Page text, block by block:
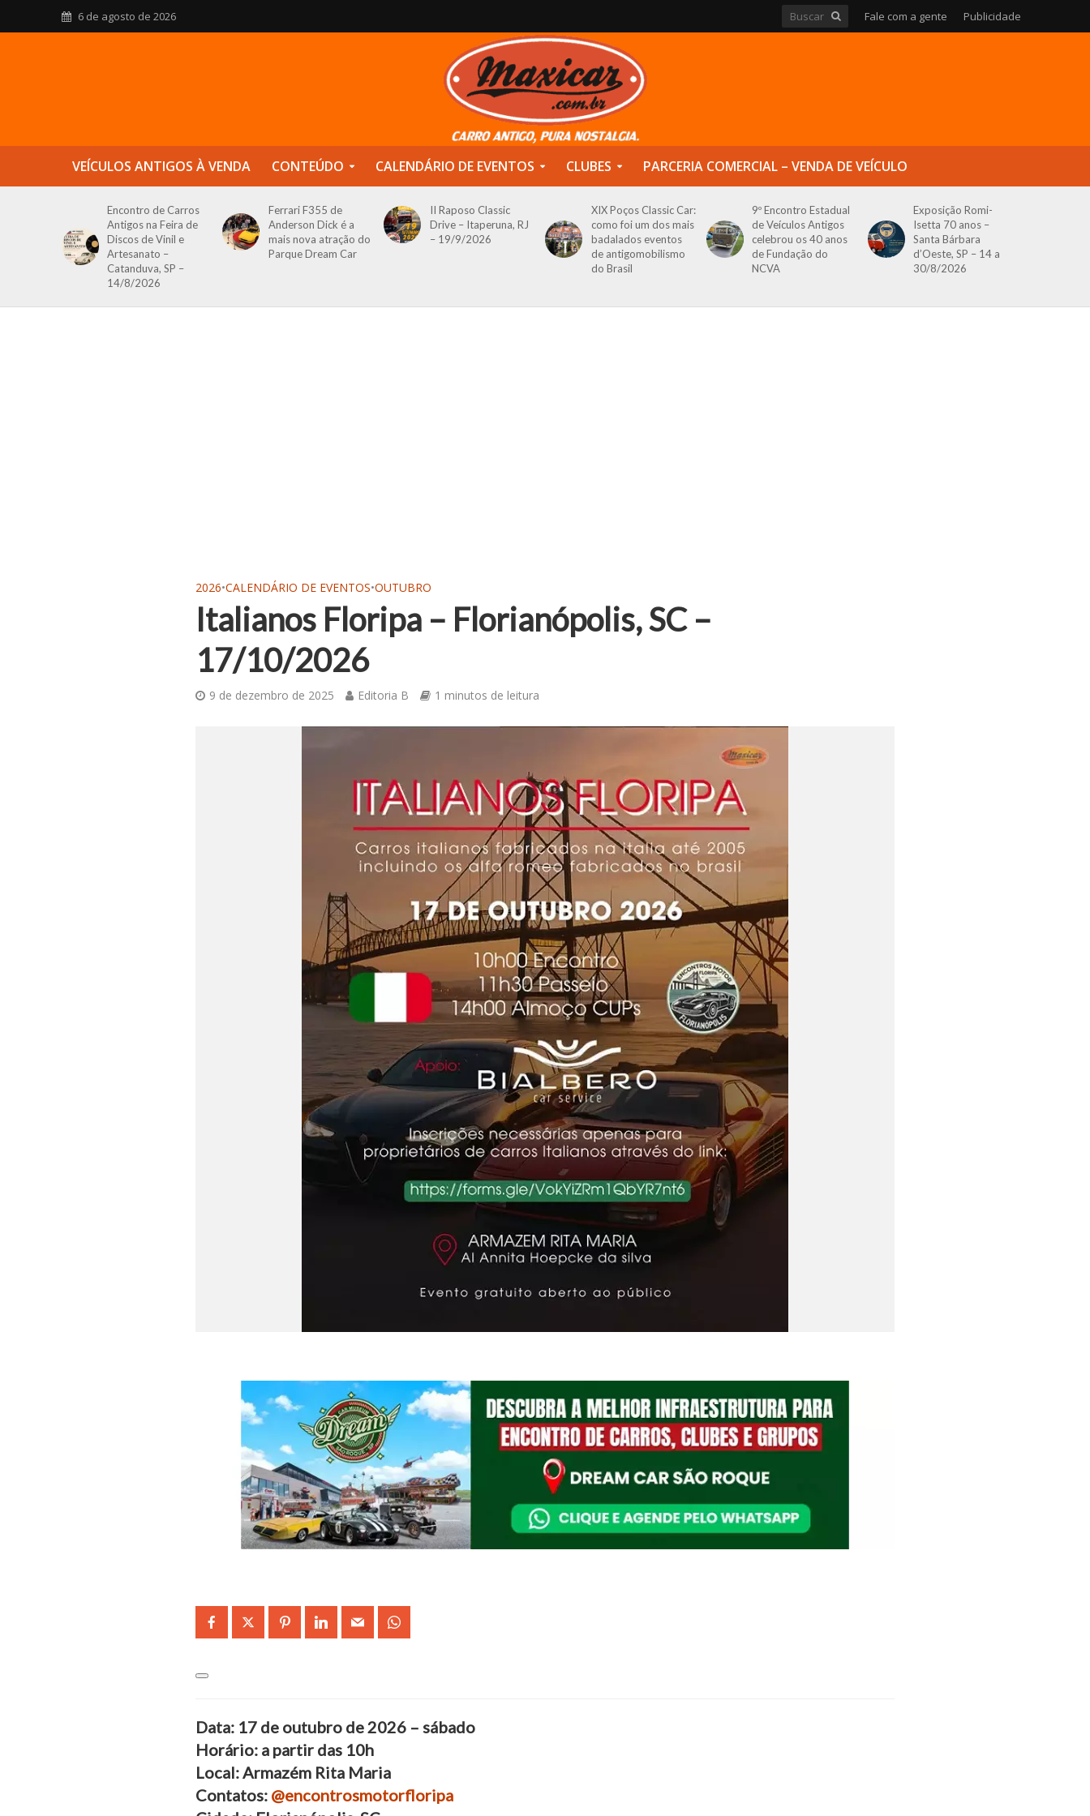
6 de agosto de 2026 Fale com a gente Publicidade
VEÍCULOS ANTIGOS À VENDA CONTEÚDO CALENDÁRIO DE EVENTOS CLUBES PARCERIA COMERCIAL – VENDA DE VEÍCULO
Encontro de Carros
Antigos na Feira de
Discos de Vinil e
Artesanato –
Catanduva, SP –
14/8/2026
Ferrari F355 de
Anderson Dick é a
mais nova atração do
Parque Dream Car
II Raposo Classic
Drive – Itaperuna, RJ
– 19/9/2026
XIX Poços Classic Car:
como foi um dos mais
badalados eventos
de antigomobilismo
do Brasil
9º Encontro Estadual
de Veículos Antigos
celebrou os 40 anos
de Fundação do
NCVA
Exposição Romi-
Isetta 70 anos –
Santa Bárbara
d’Oeste, SP – 14 a
30/8/2026
2026•CALENDÁRIO DE EVENTOS•OUTUBRO
Italianos Floripa – Florianópolis, SC –
17/10/2026
9 de dezembro de 2025 Editoria B 1 minutos de leitura
Data: 17 de outubro de 2026 – sábado
Horário: a partir das 10h
Local: Armazém Rita Maria
Contatos: @encontrosmotorfloripa